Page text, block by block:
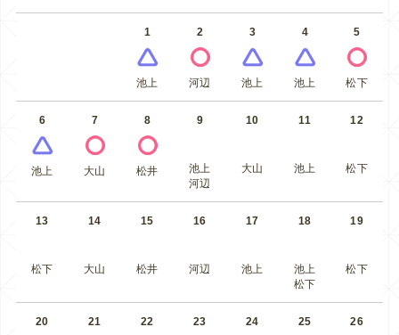
1
池上
2
河辺
3
池上
4
池上
5
松下
6
池上
7
大山
8
松井
9
池上
河辺
10
大山
11
池上
12
松下
13
松下
14
大山
15
松井
16
河辺
17
池上
18
池上
松下
19
松下
20 21 22 23 24 25 26